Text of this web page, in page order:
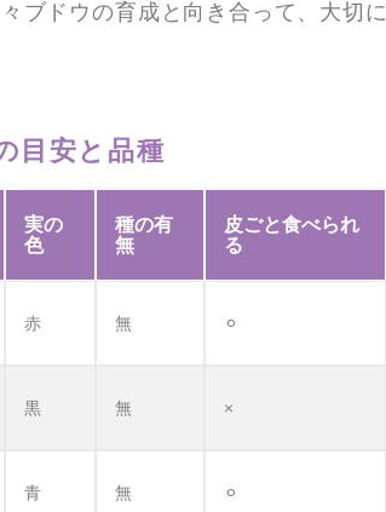
ブドウの育成と向き合って、大切
目安と品種
実の
色
種の有
無
皮ごと食べられ
る
赤 無 ⚪︎
黒 無 ×
青 無 ⚪︎